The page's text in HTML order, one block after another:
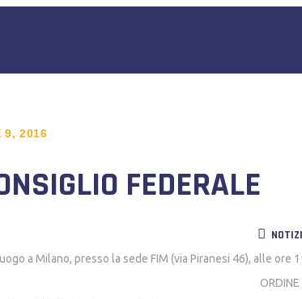
9, 2016
FEDERALE
a Milano, presso la sede FIM (via Piranesi 46), alle
ORDINE